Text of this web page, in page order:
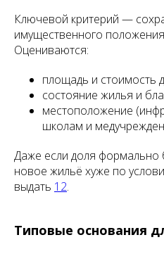
Ключевой критерий —
имущественного
Оцениваются:
площадь и стоимость
состояние жилья и
местоположение
школам и
Даже если доля
новое жильё хуже по
выдать 12.
Типовые основания